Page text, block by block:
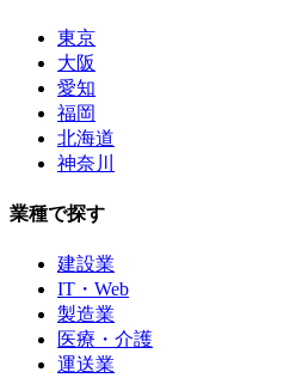
東京
大阪
愛知
福岡
北海道
神奈川
業種で探す
建設業
IT・Web
製造業
医療・介護
運送業